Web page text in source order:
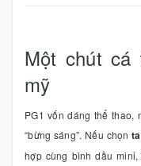
Một chút
mỹ
PG1 vốn dáng thể thao,
“bừng sáng”. Nếu chọn
hợp cùng bình dầu